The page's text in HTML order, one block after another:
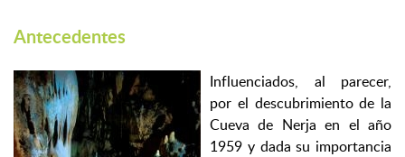
Antecedentes
Influenciados, al parecer,
por el descubrimiento de la
Cueva de Nerja en el año
1959 y dada su importancia